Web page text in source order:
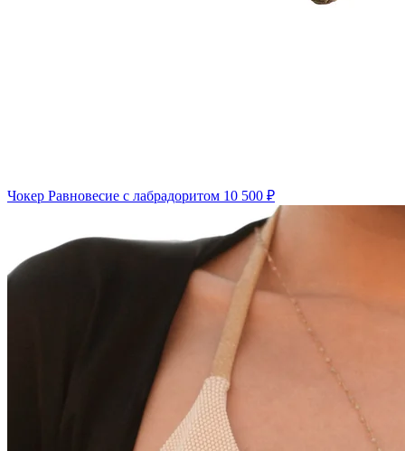
Чокер Равновесие с лабрадоритом 10 500 ₽